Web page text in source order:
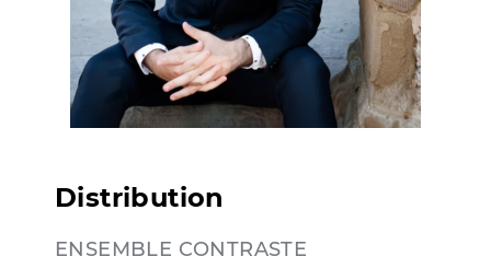
Distribution
ENSEMBLE CONTRASTE